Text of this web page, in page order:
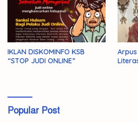
IKLAN DISKOMINFO KSB
“STOP JUDI ONLINE”
Popular Post